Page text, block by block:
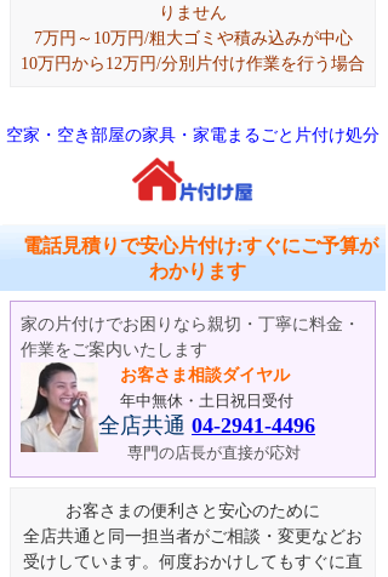
りません
7万円～10万円/粗大ゴミや積み込みが中心
10万円から12万円/分別片付け作業を行う場合
空家・空き部屋の家具・家電まるごと片付け処分
電話見積りで安心片付け:すぐにご予算が
わかります
家の片付けでお困りなら親切・丁寧に料金・
作業をご案内いたします
お客さま相談ダイヤル
年中無休・土日祝日受付
全店共通 04-2941-4496
専門の店長が直接が応対
お客さまの便利さと安心のために
全店共通と同一担当者がご相談・変更などお
受けしています。何度おかけしてもすぐに直